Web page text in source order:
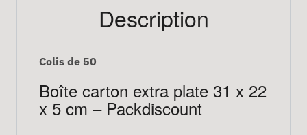
Description
Colis de 50
Boîte carton extra plate 31 x 22
x 5 cm – Packdiscount